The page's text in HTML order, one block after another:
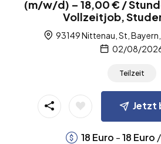
(m/w/d) – 18,00 € /
Vollzeitjob,
93149 Nittenau, St,
02/08/
Teilzeit
Jetzt
18 Euro -18 Euro